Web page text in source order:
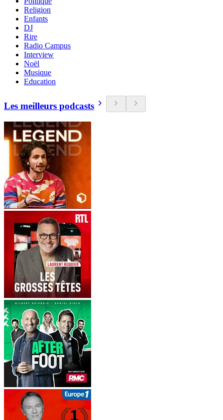
Religion
Enfants
DJ
Rire
Radio Campus
Interview
Noël
Musique
Education
Les meilleurs podcasts